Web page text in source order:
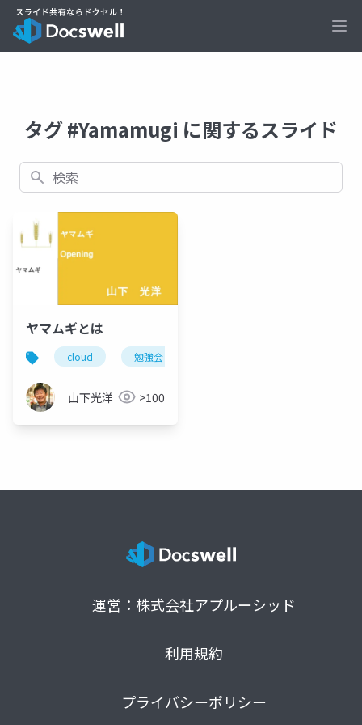
タグ #Yamamugi に関するスライド
検索
ヤマムギとは
cloud 勉強会
山下光洋 >100
運営：株式会社アプルーシッド
利用規約
プライバシーポリシー